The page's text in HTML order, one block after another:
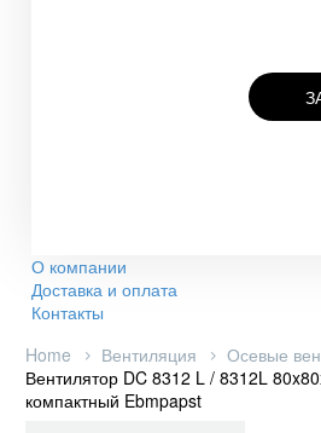
О компании
Доставка и оплата
Контакты
Home
Вентиляция
Осевые
Вентилятор DC 8312 L / 8312L
компактный Ebmpapst